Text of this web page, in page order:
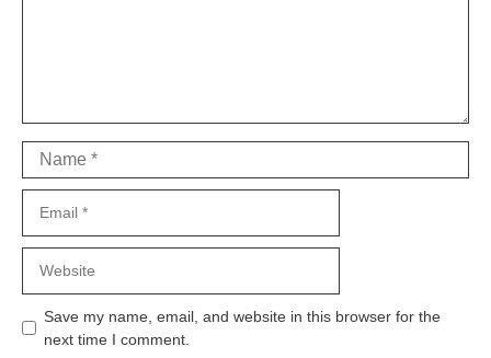
Name
Save my name, email, and website in this browser for the
next time I comment.